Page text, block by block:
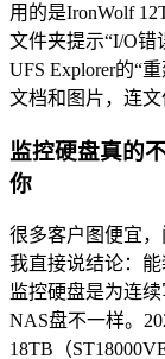
用的是IronWolf
文件夹提示“I/O错
UFS Explorer的“
文档和图片，连文
监控硬盘真的
你
很多客户图便宜
我直接说结论：能
监控硬盘是为连
NAS盘不一样。
18TB（